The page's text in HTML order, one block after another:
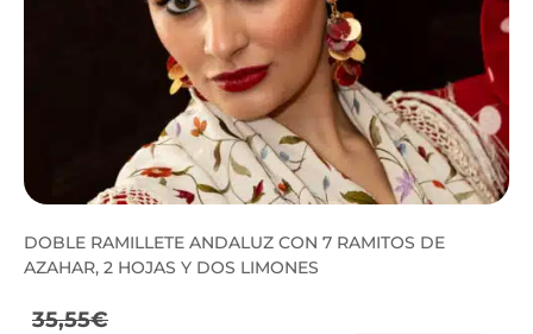
DOBLE RAMILLETE ANDALUZ CON 7 RAMITOS DE
AZAHAR, 2 HOJAS Y DOS LIMONES
35,55€